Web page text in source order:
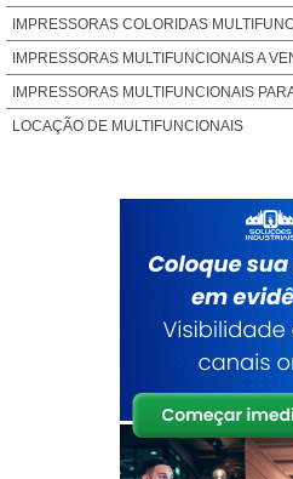
IMPRESSORAS COLORIDAS
IMPRESSORAS MULTIFUNCIONAIS A
IMPRESSORAS MULTIFUNCIONAIS
LOCAÇÃO DE MULTIFUNCIONAIS
MULTIFUNCIONAL HP COM WIFI
MULTIFUNCIONAL IMPRESSORA
MULTIFUNCIONAL JATO DE TINTA
MULTIFUNCIONAL PARA EMPRESA
MULTIFUNCIONAL PREÇO
MULTIFUNCIONAL WIFI
PREÇO DE IMPRESSORA